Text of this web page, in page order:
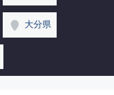
大分県